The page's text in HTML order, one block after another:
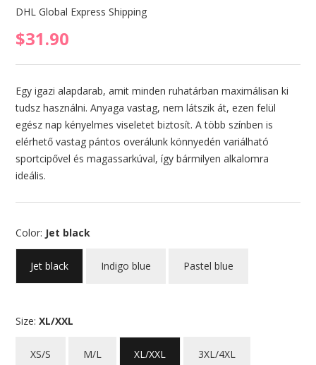
DHL Global Express Shipping
$31.90
Egy igazi alapdarab, amit minden ruhatárban maximálisan ki
tudsz használni. Anyaga vastag, nem látszik át, ezen felül
egész nap kényelmes viseletet biztosít. A több színben is
elérhető vastag pántos overálunk könnyedén variálható
sportcipővel és magassarkúval, így bármilyen alkalomra
ideális.
Color: Jet black
Jet black Indigo blue Pastel blue
Size: XL/XXL
XS/S M/L XL/XXL 3XL/4XL